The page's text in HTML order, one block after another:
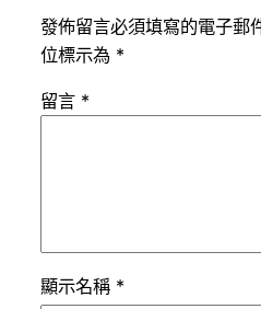
發佈留言必須填寫的電子郵
位標示為 *
留言 *
顯示名稱 *